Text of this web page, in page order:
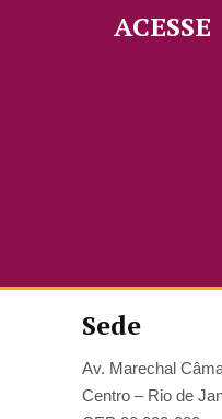
ACESSE
Sede
Av. Marechal
Centro – Rio de